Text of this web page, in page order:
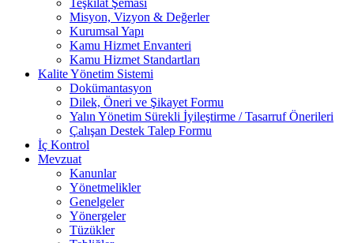
Misyon, Vizyon & Değerler
Kurumsal Yapı
Kamu Hizmet Envanteri
Kamu Hizmet Standartları
Kalite Yönetim Sistemi
Dokümantasyon
Dilek, Öneri ve Şikayet Formu
Yalın Yönetim Sürekli İyileştirme / Tasarruf Önerileri
Çalışan Destek Talep Formu
İç Kontrol
Mevzuat
Kanunlar
Yönetmelikler
Genelgeler
Yönergeler
Tüzükler